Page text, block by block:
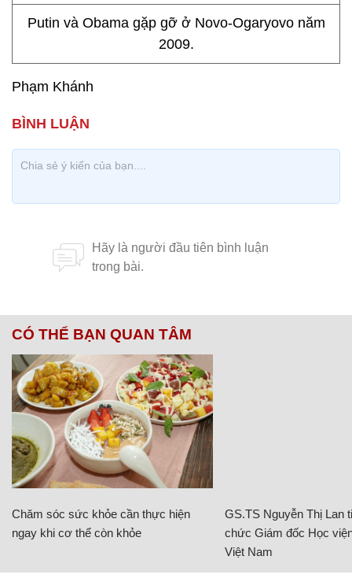
Putin và Obama gặp gỡ ở Novo-Ogaryovo năm
2009.
Phạm Khánh
CÓ THỂ BẠN QUAN TÂM
Chăm sóc sức khỏe cần thực hiện
ngay khi cơ thể còn khỏe
GS.TS Nguyễn Thị Lan
chức Giám đốc Học
Việt Nam